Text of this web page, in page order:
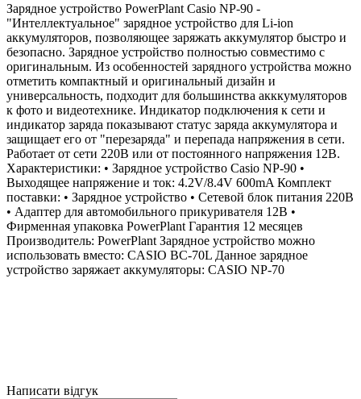
Зарядное устройство PowerPlant Casio NP-90 -
"Интеллектуальное" зарядное устройство для Li-ion
аккумуляторов, позволяющее заряжать аккумулятор быстро и
безопасно. Зарядное устройство полностью совместимо с
оригинальным. Из особенностей зарядного устройства можно
отметить компактный и оригинальный дизайн и
универсальность, подходит для большинства акккумуляторов
к фото и видеотехнике. Индикатор подключения к сети и
индикатор заряда показывают статус заряда аккумулятора и
защищает его от "перезаряда" и перепада напряжения в сети.
Работает от сети 220В или от постоянного напряжения 12В.
Характеристики: • Зарядное устройство Casio NP-90 •
Выходящее напряжение и ток: 4.2V/8.4V 600mA Комплект
поставки: • Зарядное устройство • Сетевой блок питания 220В
• Адаптер для автомобильного прикуривателя 12В •
Фирменная упаковка PowerPlant Гарантия 12 месяцев
Производитель: PowerPlant Зарядное устройство можно
использовать вместо: CASIO BC-70L Данное зарядное
устройство заряжает аккумуляторы: CASIO NP-70
Написати відгук